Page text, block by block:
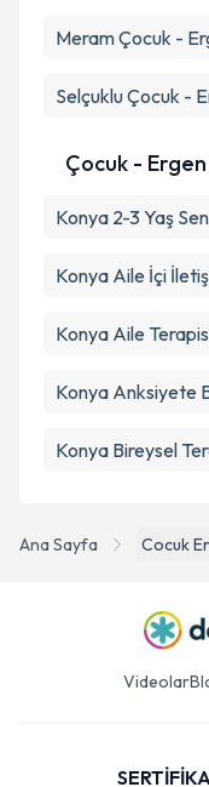
Metni'ni
Ana Sayfa Cocuk
MeramÇocuk -
SelçukluÇocuk -
Çocuk -
Konya 2-3 Yaş
Konya Aile İçi
Konya Aile
Konya Anksiyete
Konya Bireysel
Videolar